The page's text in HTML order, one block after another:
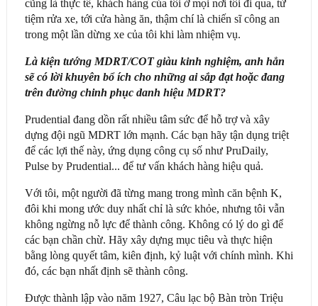
cũng là thực tế, khách hàng của tôi ở mọi nơi tôi đi qua, từ
tiệm rửa xe, tới cửa hàng ăn, thậm chí là chiến sĩ công an
trong một lần dừng xe của tôi khi làm nhiệm vụ.
Là kiện tướng MDRT/COT giàu kinh nghiệm, anh hẳn
sẽ có lời khuyên bổ ích cho những ai sắp đạt hoặc đang
trên đường chinh phục danh hiệu MDRT?
Prudential đang dồn rất nhiều tâm sức để hỗ trợ và xây
dựng đội ngũ MDRT lớn mạnh. Các bạn hãy tận dụng triệt
để các lợi thế này, ứng dụng công cụ số như PruDaily,
Pulse by Prudential... để tư vấn khách hàng hiệu quả.
Với tôi, một người đã từng mang trong mình căn bệnh K,
đôi khi mong ước duy nhất chỉ là sức khỏe, nhưng tôi vẫn
không ngừng nỗ lực để thành công. Không có lý do gì để
các bạn chần chừ. Hãy xây dựng mục tiêu và thực hiện
bằng lòng quyết tâm, kiên định, kỷ luật với chính mình. Khi
đó, các bạn nhất định sẽ thành công.
Được thành lập vào năm 1927, Câu lạc bộ Bàn tròn Triệu